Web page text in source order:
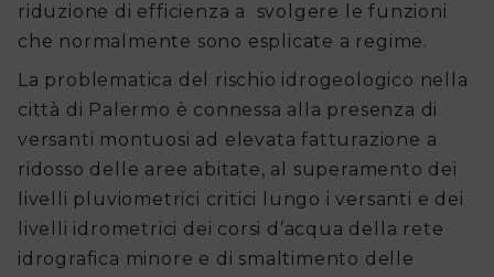
riduzione di efficienza a svolgere le funzioni
che normalmente sono esplicate a regime.
La problematica del rischio idrogeologico nella
città di Palermo è connessa alla presenza di
versanti montuosi ad elevata fatturazione a
ridosso delle aree abitate, al superamento dei
livelli pluviometrici critici lungo i versanti e dei
livelli idrometrici dei corsi d’acqua della rete
idrografica minore e di smaltimento delle